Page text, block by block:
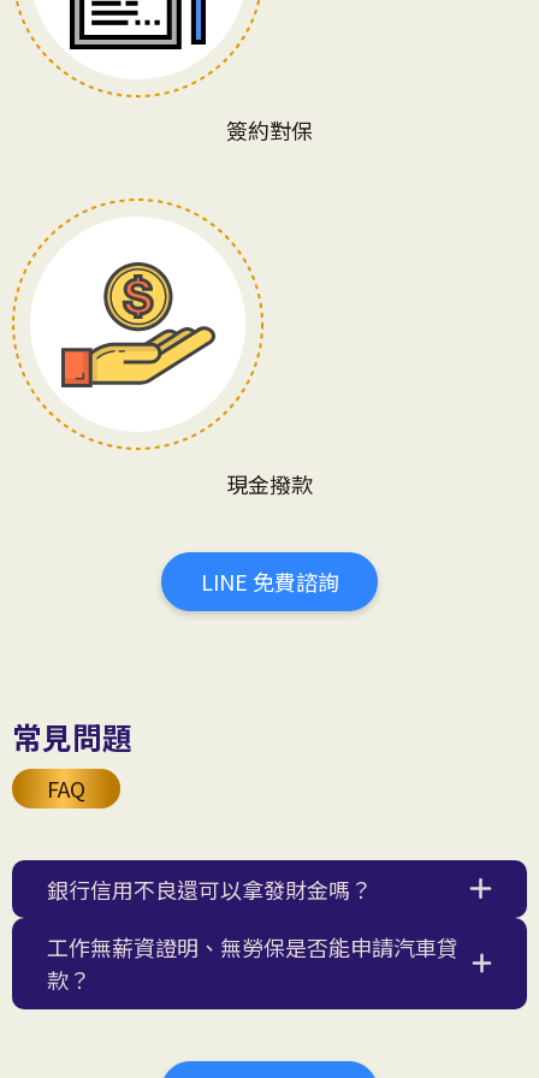
簽約對保
現金撥款
LINE 免費諮詢
常見問題
FAQ
銀行信用不良還可以拿發財金嗎？
工作無薪資證明、無勞保是否能申請汽車貸
款？